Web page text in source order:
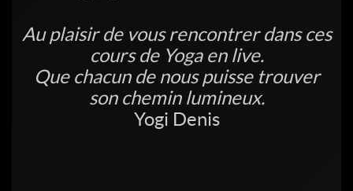
Au plaisir de vous rencontrer dans ces
cours de Yoga en live.
Que chacun de nous puisse trouver
son chemin lumineux.
Yogi Denis